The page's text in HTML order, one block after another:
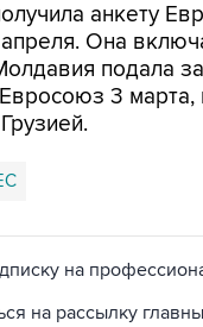
анкету
апреля. Она
подала
3 марта,
на
на рассылку